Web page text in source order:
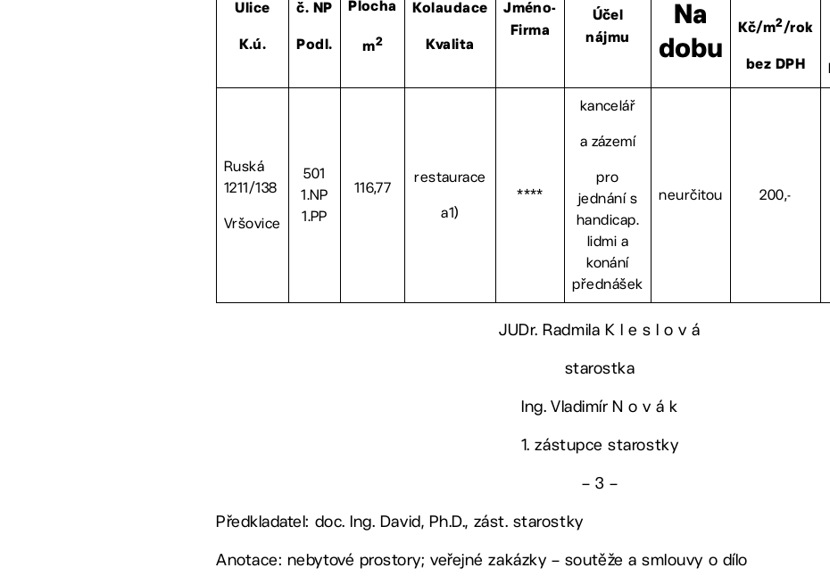
Ulice
K.ú.
č. NP
Podl.
Plocha
m2
Kolaudace
Kvalita
Jméno-
Firma
Účel
nájmu
Na
dobu
Kč/m2/rok
bez DPH
Ruská
1211/138
Vršovice
501
1.NP
1.PP
116,77
restaurace
a1)
****
kancelář
a zázemí
pro
jednání s
handicap.
lidmi a
konání
přednášek
neurčitou 200,-
JUDr. Radmila K l e s l o v á
starostka
Ing. Vladimír N o v á k
1. zástupce starostky
– 3 –
Předkladatel: doc. Ing. David, Ph.D., zást. starostky
Anotace: nebytové prostory; veřejné zakázky – soutěže a smlouvy o dílo